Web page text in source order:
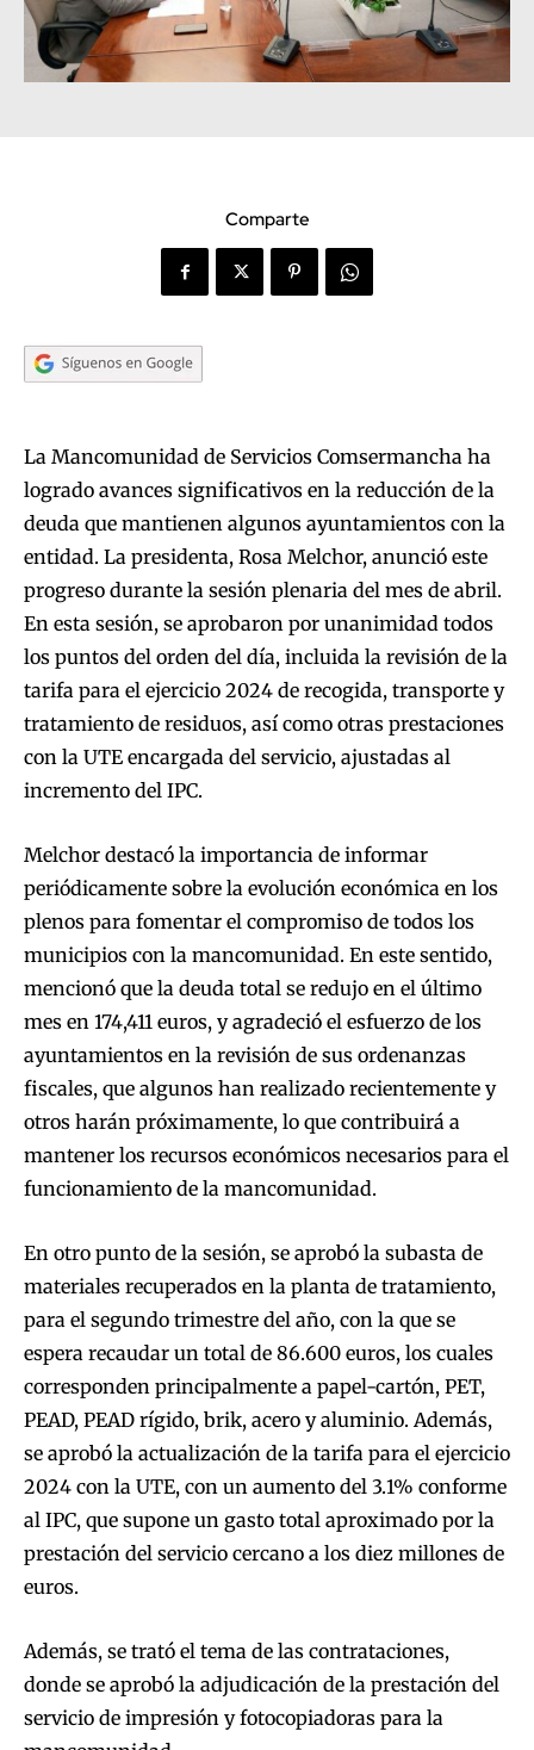
Comparte
La Mancomunidad de Servicios Comsermancha ha
logrado avances significativos en la reducción de la
deuda que mantienen algunos ayuntamientos con la
entidad. La presidenta, Rosa Melchor, anunció este
progreso durante la sesión plenaria del mes de abril.
En esta sesión, se aprobaron por unanimidad todos
los puntos del orden del día, incluida la revisión de la
tarifa para el ejercicio 2024 de recogida, transporte y
tratamiento de residuos, así como otras prestaciones
con la UTE encargada del servicio, ajustadas al
incremento del IPC.
Melchor destacó la importancia de informar
periódicamente sobre la evolución económica en los
plenos para fomentar el compromiso de todos los
municipios con la mancomunidad. En este sentido,
mencionó que la deuda total se redujo en el último
mes en 174,411 euros, y agradeció el esfuerzo de los
ayuntamientos en la revisión de sus ordenanzas
fiscales, que algunos han realizado recientemente y
otros harán próximamente, lo que contribuirá a
mantener los recursos económicos necesarios para el
funcionamiento de la mancomunidad.
En otro punto de la sesión, se aprobó la subasta de
materiales recuperados en la planta de tratamiento,
para el segundo trimestre del año, con la que se
espera recaudar un total de 86.600 euros, los cuales
corresponden principalmente a papel-cartón, PET,
PEAD, PEAD rígido, brik, acero y aluminio. Además,
se aprobó la actualización de la tarifa para el ejercicio
2024 con la UTE, con un aumento del 3.1% conforme
al IPC, que supone un gasto total aproximado por la
prestación del servicio cercano a los diez millones de
euros.
Además, se trató el tema de las contrataciones,
donde se aprobó la adjudicación de la prestación del
servicio de impresión y fotocopiadoras para la